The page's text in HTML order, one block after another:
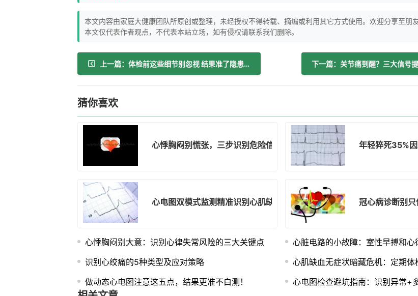
本文内容由家庭大健康团队所原创或整理，未经授权不得转载、摘编或利用其它方式使用。欢迎分享至朋友
本文仅代表作者观点，不代表本站立场，如有侵权请联系我们删除。
上一篇：体检前这些细节别忽视 结果准了隐患早发现！
猜你喜欢
心悸胸闷别慌张，三步识别危险信号与正确应对！ 年轻猝死35%
心电图双模式监测精准识别心肌缺血房颤信号避免误诊 冠心病诊断别只
心悸胸闷别大意：识别心律失常风险的三大关键点
心脏电路的小故障：室性早搏和心
识别心绞痛的5种类型及应对策略
心肌缺血无症状暗藏危机：定期体
做动态心电图注意这五点，结果更准不白测！
心电图检查避坑指南：识别异常+